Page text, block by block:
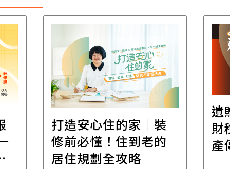
打造安心住的家｜裝
修前必懂！住到老的
居住規劃全攻略
遺
財
產